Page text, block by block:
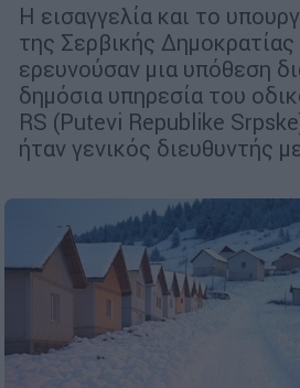
Η εισαγγελία και το
της Σερβικής
ερευνούσαν μια υπόθεση
δημόσια υπηρεσία του
RS (Putevi Republike
ήταν γενικός διευθυντής